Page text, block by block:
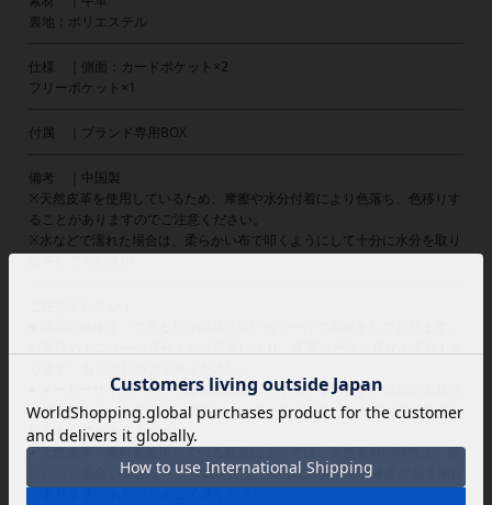
裏地：ポリエステル
仕様 ｜側面：カードポケット×2
フリーポケット×1
付属 ｜ブランド専用BOX
備考 ｜中国製
※天然皮革を使用しているため、摩擦や水分付着により色落ち、色移りす
ることがありますのでご注意ください。
※水などで濡れた場合は、柔らかい布で叩くようにして十分に水分を取り
● メーカーサイズ、もしくは実際に測った寸法となります。商品の素材等
の個体差により、若干サイズのばらつきがあります。サイズはあくまでも
目安としてお考えください。
● 天然皮革・素材を使用している商品によっては、天然素材の特性上、部
位により風合いやシミ・シワ感や焦げ、濃淡など多少の個体差がある場合
があります。あらかじめご了承ください。